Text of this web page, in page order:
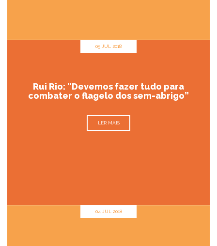
05 JUL 2018
Rui Rio: “Devemos fazer tudo para
combater o flagelo dos sem-abrigo”
LER MAIS
04 JUL 2018